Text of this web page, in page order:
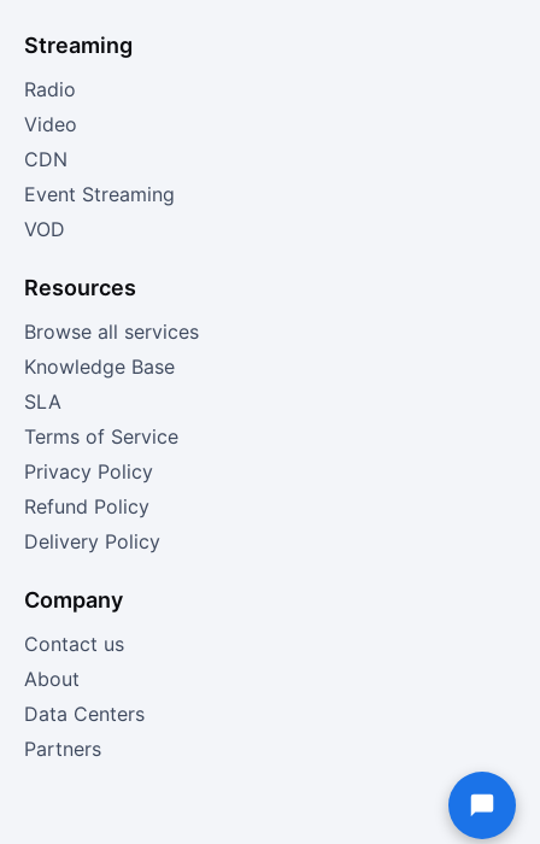
Streaming
Radio
Video
CDN
Event Streaming
VOD
Resources
Browse all services
Knowledge Base
SLA
Terms of Service
Privacy Policy
Refund Policy
Delivery Policy
Company
Contact us
About
Data Centers
Partners